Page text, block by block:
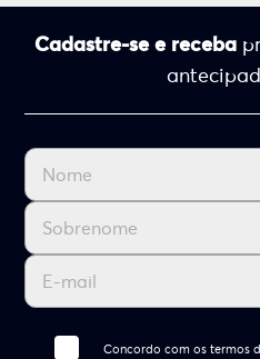
Cadastre-se e receba
Concordo com os termos